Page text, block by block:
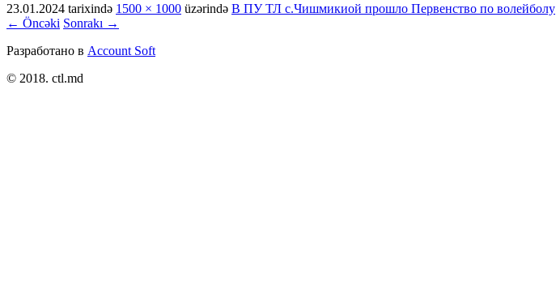
23.01.2024 tarixində 1500 × 1000 üzərində В ПУ ТЛ с.Чишмикиой прошло Первенство по волейболу
← Öncəki Sonrakı →
Разработано в Account Soft
© 2018. ctl.md